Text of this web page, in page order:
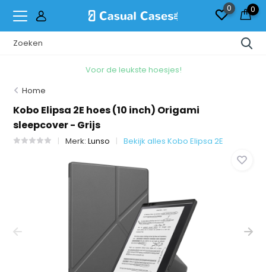
0 0
Voor de leukste hoesjes!
Home
Kobo Elipsa 2E hoes (10 inch) Origami
sleepcover - Grijs
Merk:Lunso Bekijk alles Kobo Elipsa 2E